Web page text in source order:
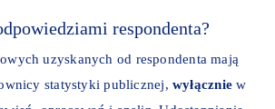
respondenta?
uzyskanych od respondenta mają
statystyki publicznej,wyłącznie w